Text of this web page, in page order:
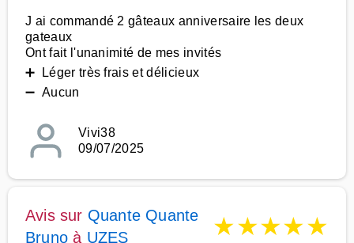
J ai commandé 2 gâteaux anniversaire les deux
gateaux
Ont fait l'unanimité de mes invités
➕ Léger très frais et délicieux
➖ Aucun
Vivi38
09/07/2025
Avis sur Quante Quante
Bruno à UZES ★★★★★